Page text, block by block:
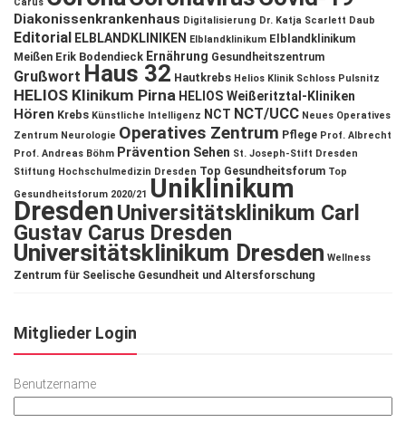
Diakonissenkrankenhaus Digitalisierung Dr. Katja Scarlett Daub
Editorial ELBLANDKLINIKEN Elblandklinikum Elblandklinikum
Meißen Erik Bodendieck Ernährung Gesundheitszentrum
Grußwort Haus 32 Hautkrebs Helios Klinik Schloss Pulsnitz
HELIOS Klinikum Pirna HELIOS Weißeritztal-Kliniken
Hören Krebs Künstliche Intelligenz NCT NCT/UCC Neues Operatives
Zentrum Neurologie Operatives Zentrum Pflege Prof. Albrecht
Prof. Andreas Böhm Prävention Sehen St. Joseph-Stift Dresden
Stiftung Hochschulmedizin Dresden Top Gesundheitsforum Top
Gesundheitsforum 2020/21 Uniklinikum
DresdenUniversitätsklinikum Carl
Gustav Carus Dresden
Universitätsklinikum Dresden Wellness
Zentrum für Seelische Gesundheit und Altersforschung
Mitglieder Login
Benutzername